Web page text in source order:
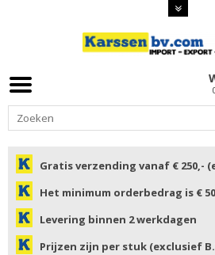
Gratis verzending vanaf € 250,-
Het minimum orderbedrag is €
Levering binnen 2 werkdagen
Prijzen zijn per stuk (exclusief